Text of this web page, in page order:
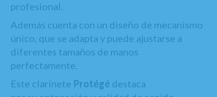
profesional.
Además cuenta con un diseño de mecanismo
único, que se adapta y puede ajustarse a
diferentes tamaños de manos
perfectamente.
Este clarinete Protégé destaca